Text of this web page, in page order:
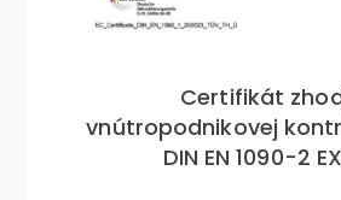
Certifikát
vnútropodnikovej
DIN EN 1090-2